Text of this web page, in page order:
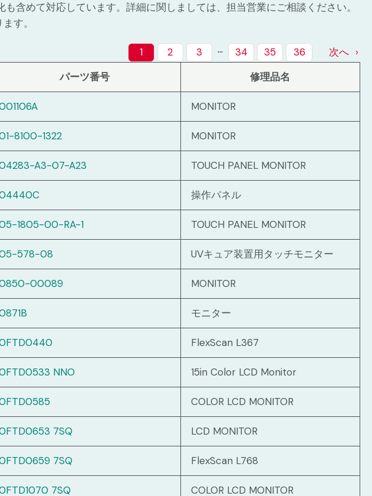
含めて対応しています。詳細に関しましては、担当営業にご相談ください。
す。
1 2 3 … 34 35 36
次へ
パーツ番号 修理品名
MONITOR
8100-1322 MONITOR
A3-07-A23 TOUCH PANEL MONITOR
操作パネル
1805-00-RA-1 TOUCH PANEL MONITOR
578-08 UVキュア装置用タッチモニター
00089 MONITOR
モニター
FlexScan L367
NNO 15in Color LCD Monitor
COLOR LCD MONITOR
7SQ LCD MONITOR
7SQ FlexScan L768
7SQ COLOR LCD MONITOR